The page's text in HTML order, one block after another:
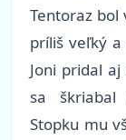
Tentoraz bol
príliš veľký
Joni pridal
sa škriabal
Stopku mu